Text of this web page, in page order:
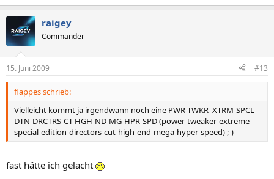
raigey
Commander
15. Juni 2009 #13
flappes schrieb:
Vielleicht kommt ja irgendwann noch eine PWR-TWKR_XTRM-SPCL-
DTN-DRCTRS-CT-HGH-ND-MG-HPR-SPD (power-tweaker-extreme-
special-edition-directors-cut-high-end-mega-hyper-speed) ;-)
fast hätte ich gelacht